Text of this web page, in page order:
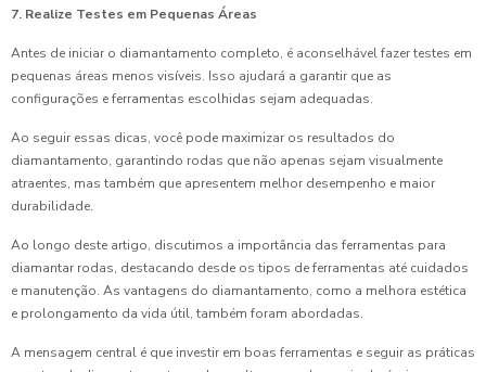
7. Realize Testes em Pequenas Áreas
Antes de iniciar o diamantamento completo, é aconselhável fazer testes em
pequenas áreas menos visíveis. Isso ajudará a garantir que as
configurações e ferramentas escolhidas sejam adequadas.
Ao seguir essas dicas, você pode maximizar os resultados do
diamantamento, garantindo rodas que não apenas sejam visualmente
atraentes, mas também que apresentem melhor desempenho e maior
durabilidade.
Ao longo deste artigo, discutimos a importância das ferramentas para
diamantar rodas, destacando desde os tipos de ferramentas até cuidados
e manutenção. As vantagens do diamantamento, como a melhora estética
e prolongamento da vida útil, também foram abordadas.
A mensagem central é que investir em boas ferramentas e seguir as práticas